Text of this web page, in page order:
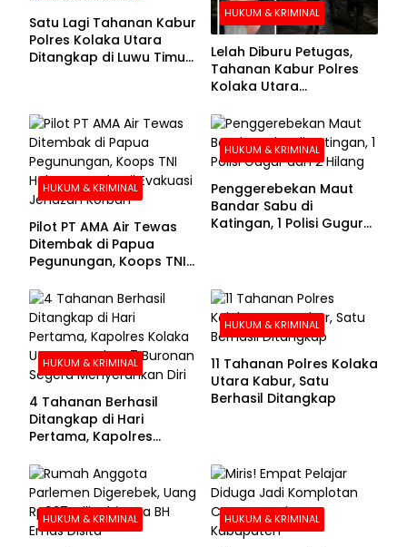
Satu Lagi Tahanan Kabur
Polres Kolaka Utara
Ditangkap di Luwu Timur,
HUKUM & KRIMINAL
Lelah Diburu Petugas,
Tahanan Kabur Polres
Kolaka Utara
HUKUM & KRIMINAL
Pilot PT AMA Air Tewas
Ditembak di Papua
Pegunungan, Koops TNI
Evakuasi Jenazah
Korban
HUKUM & KRIMINAL
Penggerebekan Maut
Bandar Sabu di
Katingan, 1 Polisi Gugur
HUKUM & KRIMINAL
4 Tahanan Berhasil
Ditangkap di Hari
Pertama, Kapolres
Buronan Segera
Menyerahkan Diri
HUKUM & KRIMINAL
11 Tahanan Polres Kolaka
Utara Kabur, Satu
Berhasil Ditangkap
HUKUM & KRIMINAL HUKUM & KRIMINAL